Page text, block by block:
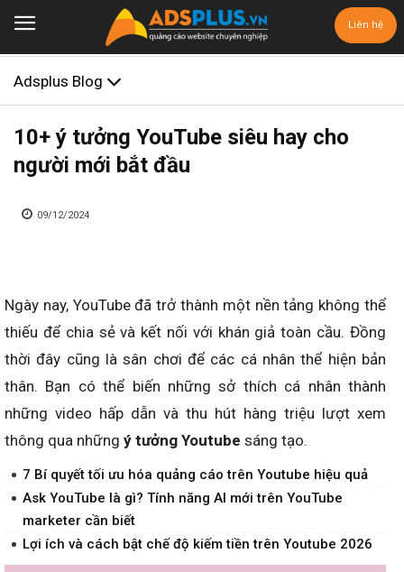
Liên hệ
Adsplus Blog
10+ ý tưởng YouTube siêu hay cho
người mới bắt đầu
09/12/2024
Ngày nay, YouTube đã trở thành một nền tảng không thể
thiếu để chia sẻ và kết nối với khán giả toàn cầu. Đồng
thời đây cũng là sân chơi để các cá nhân thể hiện bản
thân. Bạn có thể biến những sở thích cá nhân thành
những video hấp dẫn và thu hút hàng triệu lượt xem
thông qua những ý tưởng Youtube sáng tạo.
7 Bí quyết tối ưu hóa quảng cáo trên Youtube hiệu quả
Ask YouTube là gì? Tính năng AI mới trên YouTube
marketer cần biết
Lợi ích và cách bật chế độ kiếm tiền trên Youtube 2026